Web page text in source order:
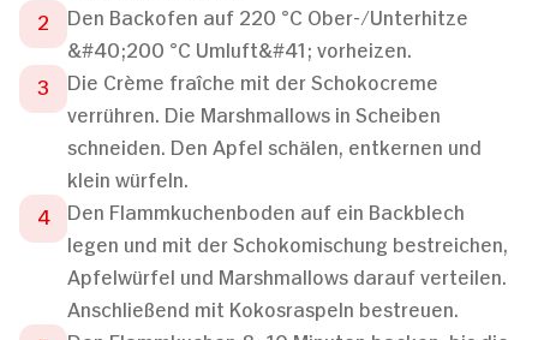
Den Backofen auf 220 °C Ober-/Unterhitze
&#40;200 °C Umluft&#41; vorheizen.
Die Crème fraîche mit der Schokocreme
verrühren. Die Marshmallows in Scheiben
schneiden. Den Apfel schälen, entkernen und
klein würfeln.
Den Flammkuchenboden auf ein Backblech
legen und mit der Schokomischung bestreichen,
Apfelwürfel und Marshmallows darauf verteilen.
Anschließend mit Kokosraspeln bestreuen.